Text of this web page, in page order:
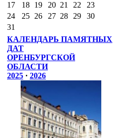
17
18 19 20 21 22
23
24
25 26 27 28 29
30
31
КАЛЕНДАРЬ ПАМЯТНЫХ
ДАТ
ОРЕНБУРГСКОЙ
ОБЛАСТИ
2025 · 2026